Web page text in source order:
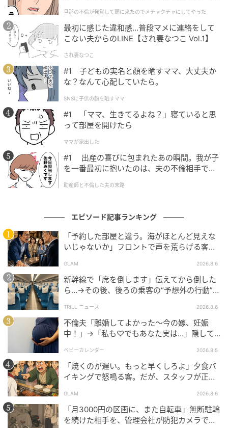
楽しそうに笑い合う2人を見た瞬間、頭が真っ白になり
ました。
「ちょっと、何してるの！？」
私が声をかけると、2人は一瞬驚いたものの、すぐに開
き直ったような態度を取り始めました。ママ友のほう
は、勝ち誇った笑みを浮かべて、私にこう言ってきた
のです。
「あ～ぁ、バレちゃった」
「あなたの旦那さん、私に夢中だから♡ ごめんね？」
夫とママ友は、完全に2人の世界。埒が明かないと思っ
意外にも2人はすんなり了承。後日、話し合いの場を改
めて設けましたが……2人はまったく悪びれる様子があ
りません。
「もうお前に気持ちは戻らないと思う」
「運命の相手がようやく見つかったと思ってる」
そんな言葉を並べる夫を見て、私は完全に気持ちが冷
めました。ママ友の旦那さんも同じだったようで、そ
の場でお互い離婚の方向で進めることになったので
す。
離婚後に届いたメッセージ
離婚成立後、娘との新生活を始めた私。精神的にはつ
クチャにしてやった
旦那の不倫が発覚して頭に来たのでメチャクチャにしてやった
最初に感じた違和感…普段マメに連絡をして
こない夫からのLINE【され妻なつこ Vol.1】
され妻なつこ
#1 子どもの実名と顔を晒すママ、大丈夫か
な？なんて心配していたら。
SNSに子供の顔を晒すママ
#1 「ママ、生きてるよね？」寝ていると思
って部屋を開けたら
ママが家出した
#1 出産の喜びに包まれたあの瞬間。我が子
を一番最初に抱いたのは、夫の不倫相手でし
助産師と不倫した夫の末路
エピソード記事ランキング
「予約した部屋と違う。海がほとんど見えな
いじゃないか」フロントで声を荒らげる客。
GLAM 2026.8.6
新幹線で「席を倒します」伝えてから倒した
ら…→その後、後ろの乗客の“予想外の行動”に
TRILL ニュース 2026.8.6
不倫夫「離婚してよかった〜今の嫁、妊娠
中！」→「私も♡でもあなた実は…」隠して
ベビーカレンダー 2026.8.5
「焼くのが遅い。もっと早くしろよ」夕食バ
イキングで怒鳴る客。だが、スタッフが正論
GLAM 2026.8.6
「月3000円の区画に、また自転車」無断駐輪
を続けた相手を、管理会社が防犯カメラで特